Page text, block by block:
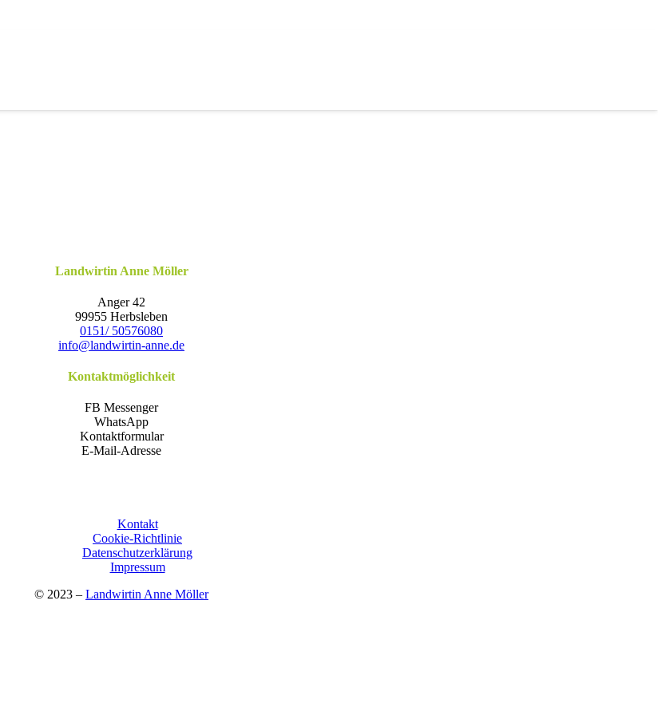
Landwirtin Anne Möller
Anger 42
99955 Herbsleben
0151/ 50576080
info@landwirtin-anne.de
Kontaktmöglichkeit
FB Messenger
WhatsApp
Kontaktformular
E-Mail-Adresse
Kon­takt
Coo­kie-Rich­t­­li­­nie
Daten­schutz­er­klä­rung
Impres­sum
© 2023 – Land­wir­tin Anne Möller